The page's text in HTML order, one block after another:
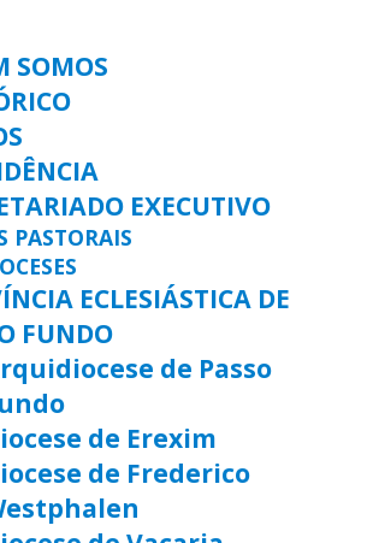
SOMOS
EXECUTIVO
PASTORAIS
ECLESIÁSTICA DE
FUNDO
de Passo
de Erexim
de Frederico